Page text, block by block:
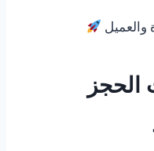
والعميل
الحجز